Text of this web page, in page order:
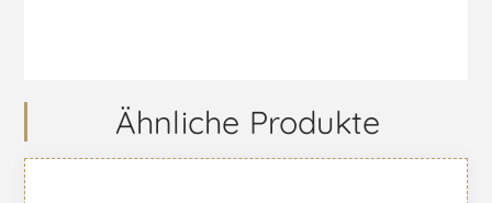
Ähnliche Produkte